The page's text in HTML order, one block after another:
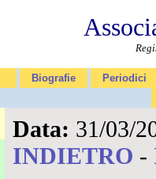
Biografie Periodici
Data: 31/03/
INDIETRO -